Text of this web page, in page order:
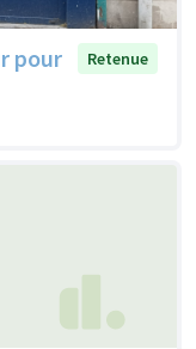
pour
Retenue